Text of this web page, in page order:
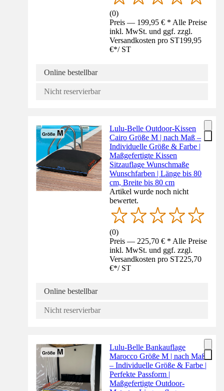
(0)
Preis — 199,95 € * Alle Preise
inkl. MwSt. und ggf. zzgl.
Versandkosten pro ST199,95
€*/ ST
Online bestellbar
Nicht reservierbar
Lulu-Belle Outdoor-Kissen
Cairo Größe M | nach Maß –
Individuelle Größe & Farbe |
Maßgefertigte Kissen
Sitzauflage Wunschmaße
Wunschfarben | Länge bis 80
cm, Breite bis 80 cm
Artikel wurde noch nicht
bewertet.
(0)
Preis — 225,70 € * Alle Preise
inkl. MwSt. und ggf. zzgl.
Versandkosten pro ST225,70
€*/ ST
Online bestellbar
Nicht reservierbar
Lulu-Belle Bankauflage
Marocco Größe M | nach Maß
– Individuelle Größe & Farbe |
Perfekte Passform |
Maßgefertigte Outdoor-